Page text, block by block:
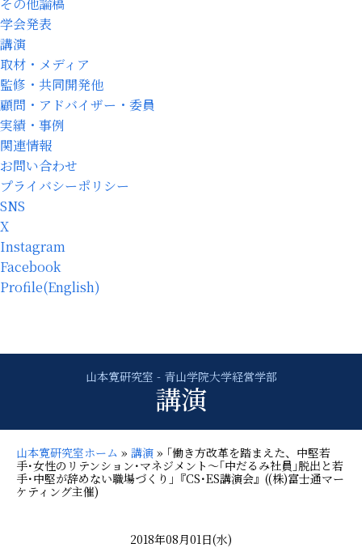
学会発表
講演
取材・メディア
監修・共同開発他
顧問・アドバイザー・委員
実績・事例
関連情報
お問い合わせ
プライバシーポリシー
SNS
X
Instagram
Facebook
Profile(English)
講演
山本寛研究室ホーム » 講演 » ｢働き方改革を踏まえた、中堅若
手･女性のリテンション･マネジメント～｢中だるみ社員｣脱出と若
手･中堅が辞めない職場づくり｣『CS･ES講演会』((株)富士通マー
ケティング主催)
2018年08月01日(水)